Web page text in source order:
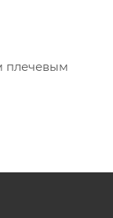
плечевым